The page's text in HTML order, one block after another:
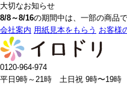
大切なお知らせ
8/8～8/16の期間中は、一部の商品
会社案内 用紙見本をもらう お客様
0120-964-974
平日9時～21時 土日祝 9時〜19時